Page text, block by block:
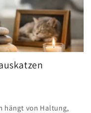
hängt von Haltung,